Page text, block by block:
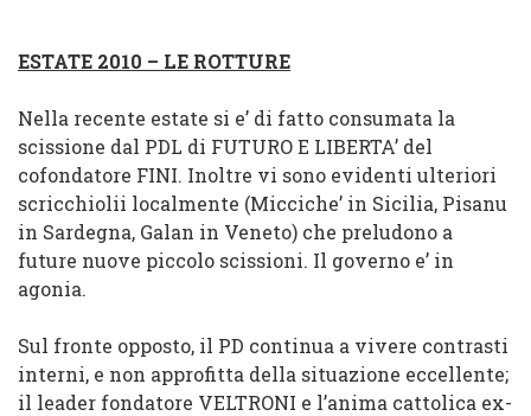
ESTATE 2010 – LE ROTTURE
Nella recente estate si e’ di fatto consumata la
scissione dal PDL di FUTURO E LIBERTA’ del
cofondatore FINI. Inoltre vi sono evidenti ulteriori
scricchiolii localmente (Micciche’ in Sicilia, Pisanu
in Sardegna, Galan in Veneto) che preludono a
future nuove piccolo scissioni. Il governo e’ in
agonia.
Sul fronte opposto, il PD continua a vivere contrasti
interni, e non approfitta della situazione eccellente;
il leader fondatore VELTRONI e l’anima cattolica ex-